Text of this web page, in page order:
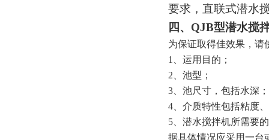
要求，直联式潜水
四 、QJB型潜水搅
为保证取得佳效果，请
1、运用目的 ；
2、池型 ；
3、池尺寸 ，包括水深；
4、介质特性包括粘度
5、潜水搅拌机所需要
据具体情况应采用一台